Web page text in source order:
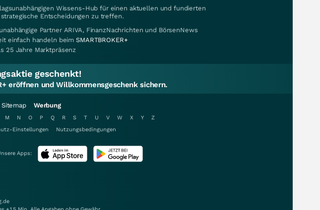
Wissens-Hub für einen aktuellen und fundierten
Entscheidungen zu treffen.
Partner ARIVA, FinanzNachrichten und BörsenNews
einfach handeln beimSMARTBROKER+
25 Jahre Marktpräsenz
geschenkt!
eröffnen und Willkommensgeschenk sichern.
Sitemap Werbung
M N O P Q R S T U V W X Y
Z
Einstellungen Nutzungsbedingungen
Apps: